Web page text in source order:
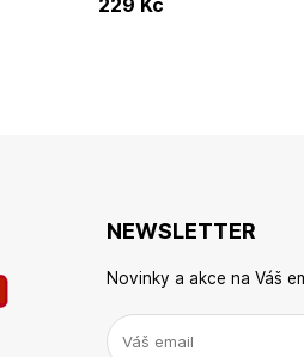
vína.Vychutnejte si své
229 Kč
NEWSLETTER
Novinky a akce na Váš